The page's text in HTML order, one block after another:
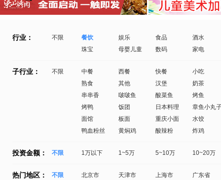
行业： 不限 餐饮 娱乐 食品
酒水
珠宝
母婴儿童 数码 家电
子行业： 不限 中餐 西餐 快餐
小吃
熟食
其他 汉堡
奶茶
串串香
啵啵鱼 酸菜鱼
烤鱼
烤鸭
饭团 日本料理
章鱼小丸
面馆
板面 重庆小面
水饺
鸭血粉丝
黄焖鸡 酸辣粉 炸鸡
投资金额： 不限 1万以下 1~5万 5~10万 10~20万
热门地区： 不限 北京市 天津市 上海市
广东省